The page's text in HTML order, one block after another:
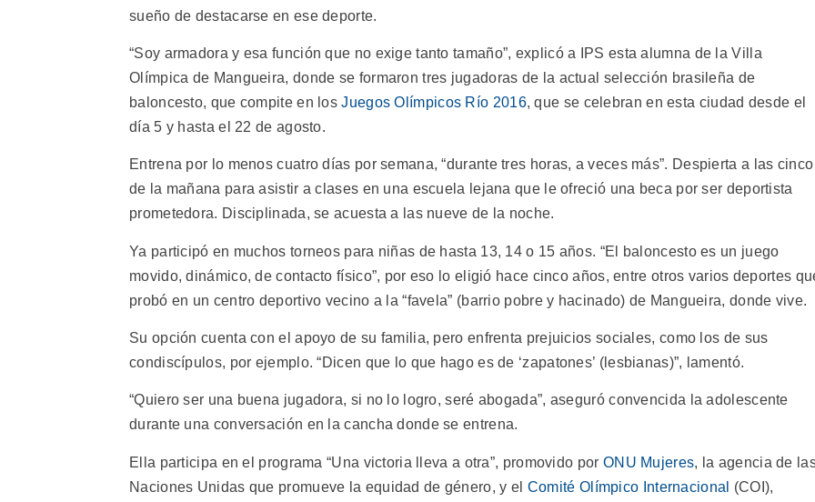
sueño de destacarse en ese deporte.
“Soy armadora y esa función que no exige tanto tamaño”, explicó a IPS esta alumna de la Villa
Olímpica de Mangueira, donde se formaron tres jugadoras de la actual selección brasileña de
baloncesto, que compite en losJuegos Olímpicos Río 2016, que se celebran en esta ciudad desde el
día 5 y hasta el 22 de agosto.
Entrena por lo menos cuatro días por semana, “durante tres horas, a veces más”. Despierta a las cinco
de la mañana para asistir a clases en una escuela lejana que le ofreció una beca por ser deportista
prometedora. Disciplinada, se acuesta a las nueve de la noche.
Ya participó en muchos torneos para niñas de hasta 13, 14 o 15 años. “El baloncesto es un juego
movido, dinámico, de contacto físico”, por eso lo eligió hace cinco años, entre otros varios deportes
probó en un centro deportivo vecino a la “favela” (barrio pobre y hacinado) de Mangueira, donde vive.
Su opción cuenta con el apoyo de su familia, pero enfrenta prejuicios sociales, como los de sus
condiscípulos, por ejemplo. “Dicen que lo que hago es de ‘zapatones’ (lesbianas)”, lamentó.
“Quiero ser una buena jugadora, si no lo logro, seré abogada”, aseguró convencida la adolescente
durante una conversación en la cancha donde se entrena.
Ella participa en el programa “Una victoria lleva a otra”, promovido por ONU Mujeres, la agencia de
Naciones Unidas que promueve la equidad de género, y el Comité Olímpico Internacional
(COI),